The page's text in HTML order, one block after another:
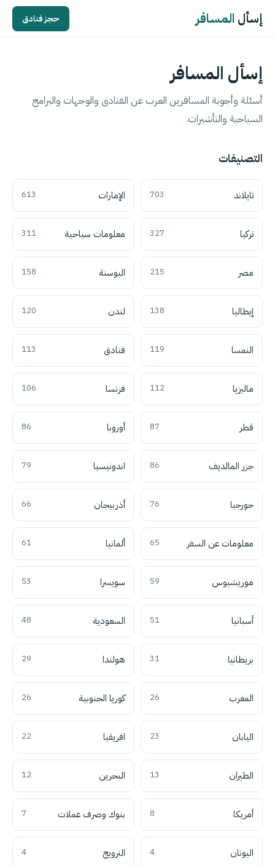
إسأل المسافر حجز فنادق
إسأل المسافر
أسئلة وأجوبة المسافرين العرب عن الفنادق والوجهات والبرامج
السياحية والتأشيرات.
التصنيفات
تايلاند 703 الإمارات 613
تركيا 327 معلومات سياحية 311
مصر 215 البوسنة 158
إيطاليا 138 لندن 120
النمسا 119 فنادق 113
ماليزيا 112 فرنسا 106
قطر 87 أوروبا 86
جزر المالديف 86 اندونيسيا 79
جورجيا 76 أذربيجان 66
معلومات عن السفر 65 ألمانيا 61
موريشيوس 59 سويسرا 53
أسبانيا 51 السعودية 48
بريطانيا 31 هولندا 29
المغرب 26 كوريا الجنوبية 26
اليابان 23 افريقيا 22
الطيران 13 البحرين 12
أمريكا 8 بنوك وصرف عملات 7
اليونان 4 النرويج 4